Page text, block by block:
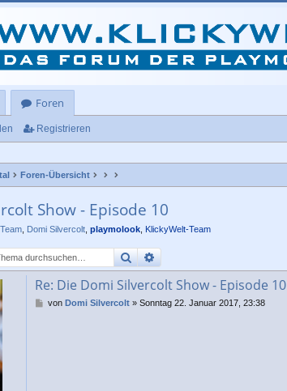
Foren
Registrieren
Foren-Übersicht
Show - Episode 10
Domi Silvercolt playmolook KlickyWelt-Team
SucheErweiterte Suche
Re: Die Domi Silvercolt Show - Episode 10
Bvon Domi Silvercolt» Sonntag 22. Januar 2017, 23:38